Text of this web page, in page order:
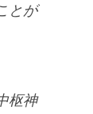
とが
枢神